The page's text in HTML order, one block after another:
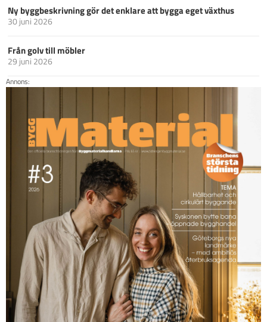
Ny byggbeskrivning gör det enklare att bygga eget växthus
30 juni 2026
Från golv till möbler
29 juni 2026
Annons: